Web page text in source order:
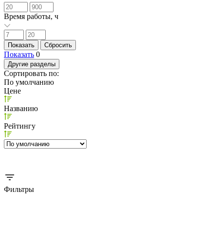
Время работы, ч
Показать 0
Другие разделы
Сортировать по:
По умолчанию
Цене
Названию
Рейтингу
Фильтры